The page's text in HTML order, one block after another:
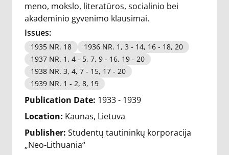
meno, mokslo, literatūros, socialinio bei
akademinio gyvenimo klausimai.
Issues:
1935 NR. 18
1936 NR. 1, 3 - 14, 16 - 18, 20
1937 NR. 1, 4 - 5, 7, 9 - 16, 19 - 20
1938 NR. 3, 4, 7 - 15, 17 - 20
1939 NR. 1 - 2, 8, 19
Publication Date: 1933 - 1939
Location: Kaunas, Lietuva
Publisher: Studentų tautininkų korporacija
„Neo-Lithuania“